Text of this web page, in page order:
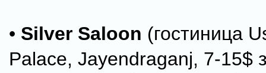
• Silver Saloon (гостиница
Palace, Jayendraganj, 7-15$